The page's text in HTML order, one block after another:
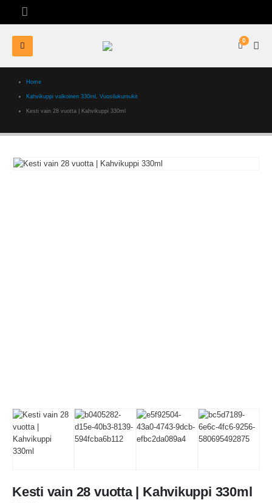
0
Home
Kahvikuppi valkoinen 330ml ,Vuosilukumukit
Kesti vain 28 vuotta | Kahvikuppi 330ml
Kesti vain 28 vuotta | Kahvikuppi 330ml